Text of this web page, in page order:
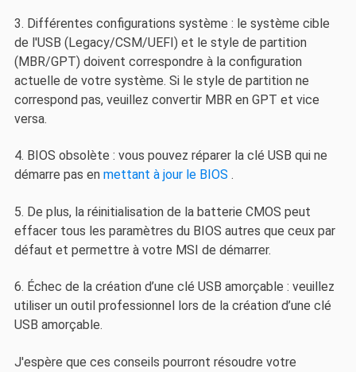
3. Différentes configurations système : le système cible
de l'USB (Legacy/CSM/UEFI) et le style de partition
(MBR/GPT) doivent correspondre à la configuration
actuelle de votre système. Si le style de partition ne
correspond pas, veuillez convertir MBR en GPT et vice
versa.
4. BIOS obsolète : vous pouvez réparer la clé USB qui ne
démarre pas en mettant à jour le BIOS .
5. De plus, la réinitialisation de la batterie CMOS peut
effacer tous les paramètres du BIOS autres que ceux par
défaut et permettre à votre MSI de démarrer.
6. Échec de la création d’une clé USB amorçable : veuillez
utiliser un outil professionnel lors de la création d’une clé
USB amorçable.
J'espère que ces conseils pourront résoudre votre